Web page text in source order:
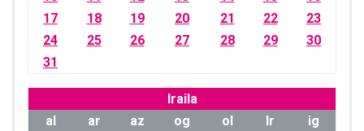
17
18 19 20 21 22
23
24
25 26 27 28 29
30
31
Iraila
al
ar az og ol lr
ig